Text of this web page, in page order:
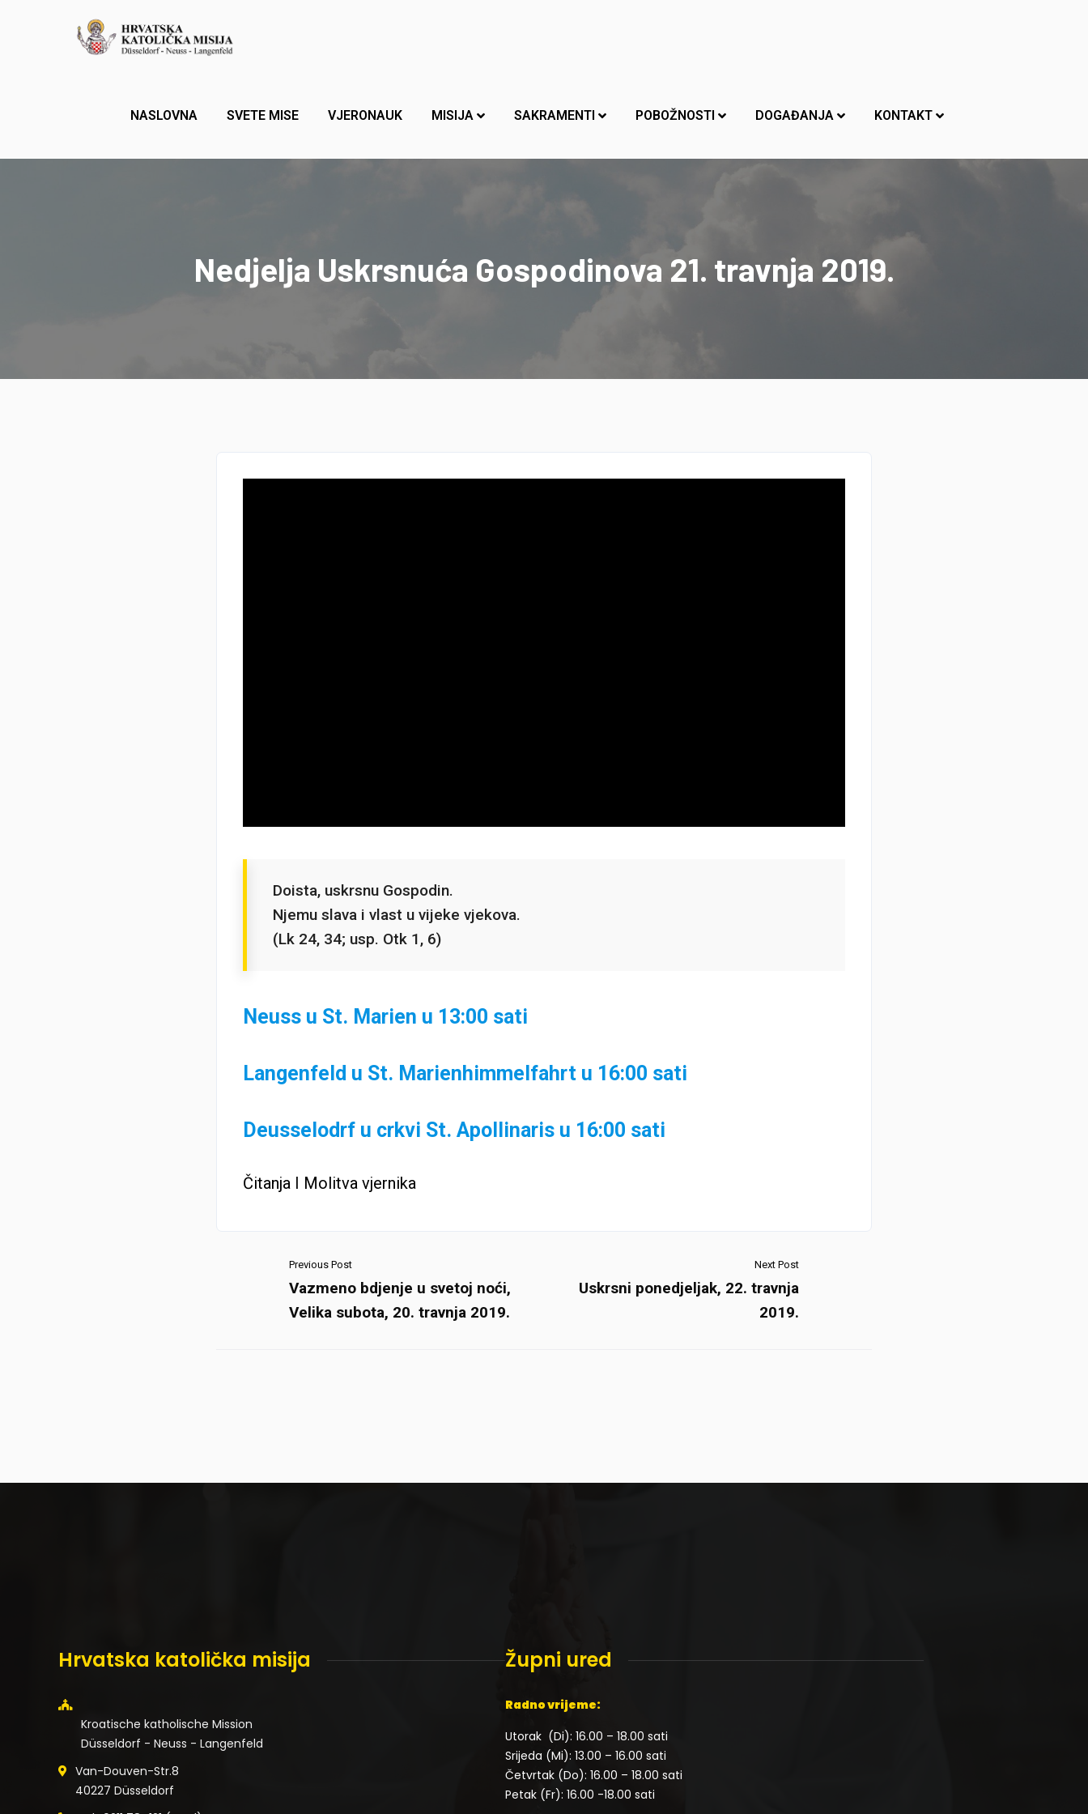
NASLOVNA SVETE MISE VJERONAUK MISIJA SAKRAMENTI POBOŽNOSTI DOGAĐANJA KONTAKT
Nedjelja Uskrsnuća Gospodinova 21. travnja 2019.
Doista, uskrsnu Gospodin.
Njemu slava i vlast u vijeke vjekova.
(Lk 24, 34; usp. Otk 1, 6)
Neuss u St. Marien u 13:00 sati
Langenfeld u St. Marienhimmelfahrt u 16:00 sati
Deusselodrf u crkvi St. Apollinaris u 16:00 sati
Čitanja I Molitva vjernika
Previous Post
Vazmeno bdjenje u svetoj noći,
Velika subota, 20. travnja 2019.
Next Post
Uskrsni ponedjeljak, 22. travnja
2019.
Hrvatska katolička misija
Kroatische katholische Mission
Düsseldorf - Neuss - Langenfeld
Van-Douven-Str.8
40227 Düsseldorf
Župni ured
Radno vrijeme:
Utorak (Di): 16.00 – 18.00 sati
Srijeda (Mi): 13.00 – 16.00 sati
Četvrtak (Do): 16.00 – 18.00 sati
Petak (Fr): 16.00 -18.00 sati